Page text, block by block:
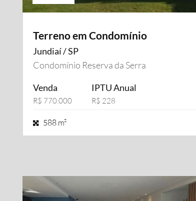
Terreno em Condomínio
Jundiaí / SP
Condomínio Reserva da Serra
Venda
R$ 770.000
IPTU Anual
R$ 228
588 m²